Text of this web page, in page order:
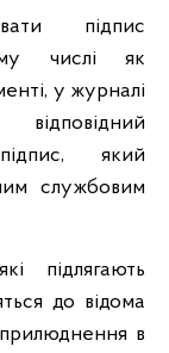
підпис
числі як
у журналі
який
службовим
підлягають
до відома
в